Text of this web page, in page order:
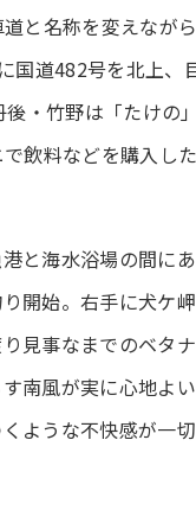
と名称を変えなが
国道482号を北上、
・竹野は「たけの
飲料などを購入し
と海水浴場の間に
開始。右手に犬ケ
見事なまでのベタ
南風が実に心地よ
ような不快感が一切